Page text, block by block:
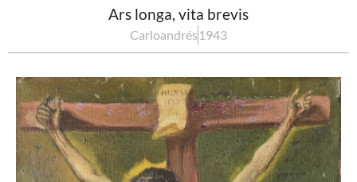
Ars longa, vita brevis
Carloandrés 1943